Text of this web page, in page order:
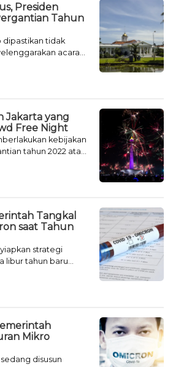
Presiden
Tahun
dipastikan tidak
acara
pergantian
Jakarta yang
Free Night
kebijakan
tahun 2022 atau
dua hari.
Tangkal
saat Tahun
strategi
libur tahun baru
Mikro
disusun